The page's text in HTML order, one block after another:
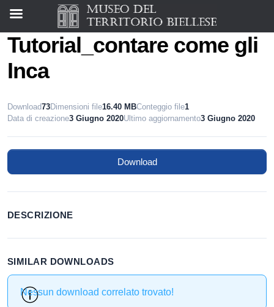
Tutorial_contare come gli
Inca
Download73Dimensioni file16.40 MBConteggio file1
Data di creazione3 Giugno 2020Ultimo aggiornamento3 Giugno 2020
Download
DESCRIZIONE
SIMILAR DOWNLOADS
Nessun download correlato trovato!